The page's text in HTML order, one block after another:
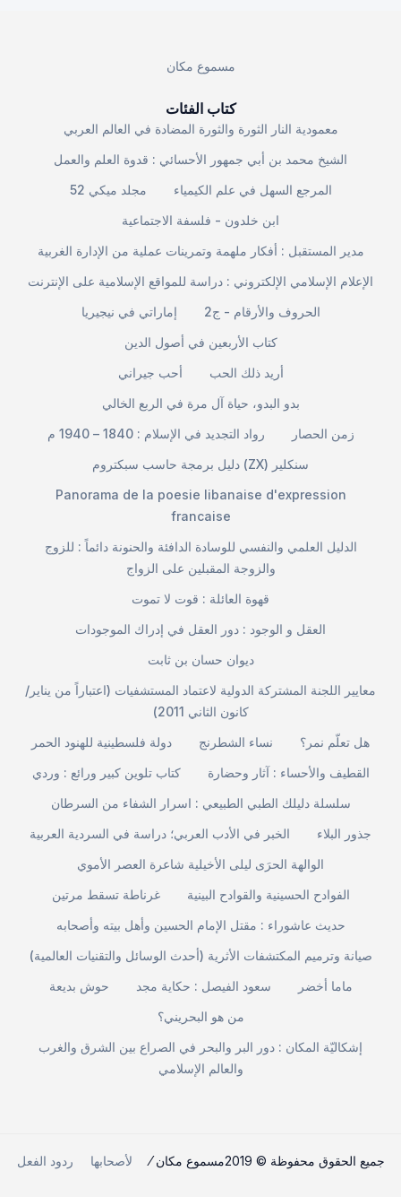
مسموع مكان
كتاب الفئات
معمودية النار الثورة والثورة المضادة في العالم العربي
الشيخ محمد بن أبي جمهور الأحسائي : قدوة العلم والعمل
مجلد ميكي 52
المرجع السهل في علم الكيمياء
ابن خلدون - فلسفة الاجتماعية
مدير المستقبل : أفكار ملهمة وتمرينات عملية من الإدارة الغربية
الإعلام الإسلامي الإلكتروني : دراسة للمواقع الإسلامية على الإنترنت
إماراتي في نيجيريا
الحروف والأرقام - ج2
كتاب الأربعين في أصول الدين
أحب جيراني
أريد ذلك الحب
بدو البدو، حياة آل مرة في الربع الخالي
رواد التجديد في الإسلام : 1840 – 1940 م
زمن الحصار
دليل برمجة حاسب سبكتروم (ZX) سنكلير
Panorama de la poesie libanaise d'expression
francaise
الدليل العلمي والنفسي للوسادة الدافئة والحنونة دائماً : للزوج
والزوجة المقبلين على الزواج
قهوة العائلة : قوت لا تموت
العقل و الوجود : دور العقل في إدراك الموجودات
ديوان حسان بن ثابت
معايير اللجنة المشتركة الدولية لاعتماد المستشفيات (اعتباراً من يناير/
كانون الثاني 2011)
دولة فلسطينية للهنود الحمر
نساء الشطرنج
هل تعلّم نمر؟
كتاب تلوين كبير ورائع : وردي
القطيف والأحساء : آثار وحضارة
سلسلة دليلك الطبي الطبيعي : اسرار الشفاء من السرطان
الخبر في الأدب العربي؛ دراسة في السردية العربية
جذور البلاء
الوالهة الحرَى ليلى الأخيلية شاعرة العصر الأموي
غرناطة تسقط مرتين
الفوادح الحسينية والقوادح البينية
حديث عاشوراء : مقتل الإمام الحسين وأهل بيته وأصحابه
صيانة وترميم المكتشفات الأثرية (أحدث الوسائل والتقنيات العالمية)
حوش بديعة
سعود الفيصل : حكاية مجد
ماما أخضر
من هو البحريني؟
إشكاليّة المكان : دور البر والبحر في الصراع بين الشرق والغرب
والعالم الإسلامي
جميع الحقوق محفوظة © 2019مسموع مكان ⁄ لأصحابها ردود الفعل